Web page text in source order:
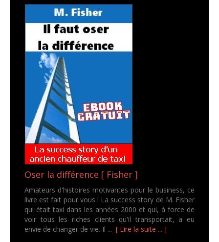
Oser la différence [ Fisher ]
Amateurs d'histoires motivantes pour le business, ce
livre est fait pour vous ! La success story de M. Fisher
qui était taxi dans les années 2000 et qui, à force de
voir tous les riches clients qu'il transportait, a eu
envie de changer de vie. Il ... [ Lire la suite ... ]